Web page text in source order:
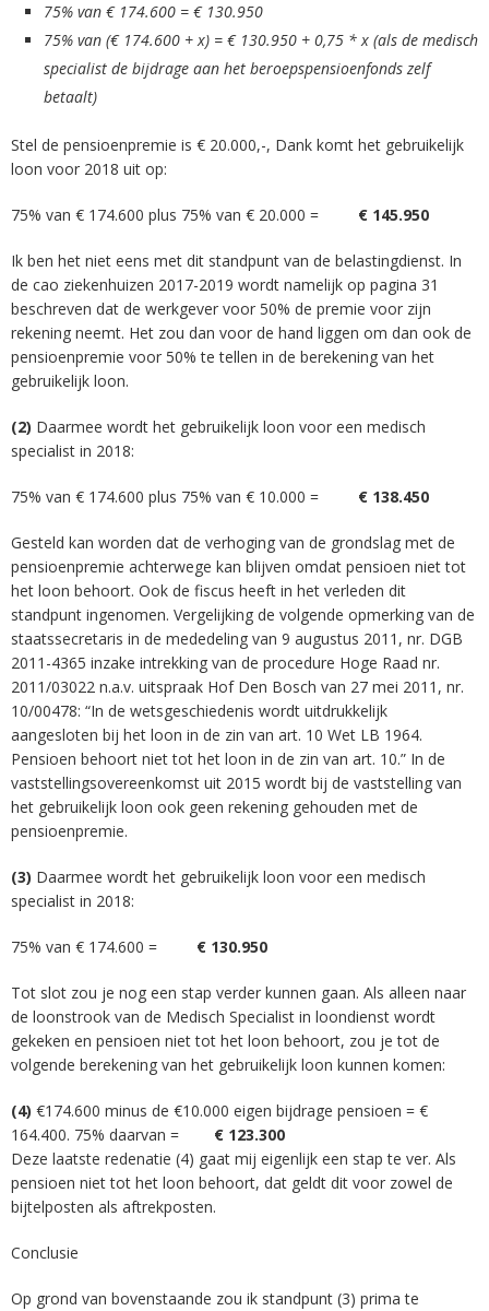
75% van € 174.600 = € 130.950
75% van (€ 174.600 + x) = € 130.950 + 0,75 * x (als de medisch
specialist de bijdrage aan het beroepspensioenfonds zelf
betaalt)
Stel de pensioenpremie is € 20.000,-, Dank komt het gebruikelijk
loon voor 2018 uit op:
75% van € 174.600 plus 75% van € 20.000 = € 145.950
Ik ben het niet eens met dit standpunt van de belastingdienst. In
de cao ziekenhuizen 2017-2019 wordt namelijk op pagina 31
beschreven dat de werkgever voor 50% de premie voor zijn
rekening neemt. Het zou dan voor de hand liggen om dan ook de
pensioenpremie voor 50% te tellen in de berekening van het
gebruikelijk loon.
(2) Daarmee wordt het gebruikelijk loon voor een medisch
specialist in 2018:
75% van € 174.600 plus 75% van € 10.000 = € 138.450
Gesteld kan worden dat de verhoging van de grondslag met de
pensioenpremie achterwege kan blijven omdat pensioen niet tot
het loon behoort. Ook de fiscus heeft in het verleden dit
standpunt ingenomen. Vergelijking de volgende opmerking van de
staatssecretaris in de mededeling van 9 augustus 2011, nr. DGB
2011-4365 inzake intrekking van de procedure Hoge Raad nr.
2011/03022 n.a.v. uitspraak Hof Den Bosch van 27 mei 2011, nr.
10/00478: “In de wetsgeschiedenis wordt uitdrukkelijk
aangesloten bij het loon in de zin van art. 10 Wet LB 1964.
Pensioen behoort niet tot het loon in de zin van art. 10.” In de
vaststellingsovereenkomst uit 2015 wordt bij de vaststelling van
het gebruikelijk loon ook geen rekening gehouden met de
pensioenpremie.
(3) Daarmee wordt het gebruikelijk loon voor een medisch
specialist in 2018:
75% van € 174.600 = € 130.950
Tot slot zou je nog een stap verder kunnen gaan. Als alleen naar
de loonstrook van de Medisch Specialist in loondienst wordt
gekeken en pensioen niet tot het loon behoort, zou je tot de
volgende berekening van het gebruikelijk loon kunnen komen:
(4) €174.600 minus de €10.000 eigen bijdrage pensioen = €
164.400. 75% daarvan = € 123.300
Deze laatste redenatie (4) gaat mij eigenlijk een stap te ver. Als
pensioen niet tot het loon behoort, dat geldt dit voor zowel de
bijtelposten als aftrekposten.
Conclusie
Op grond van bovenstaande zou ik standpunt (3) prima te